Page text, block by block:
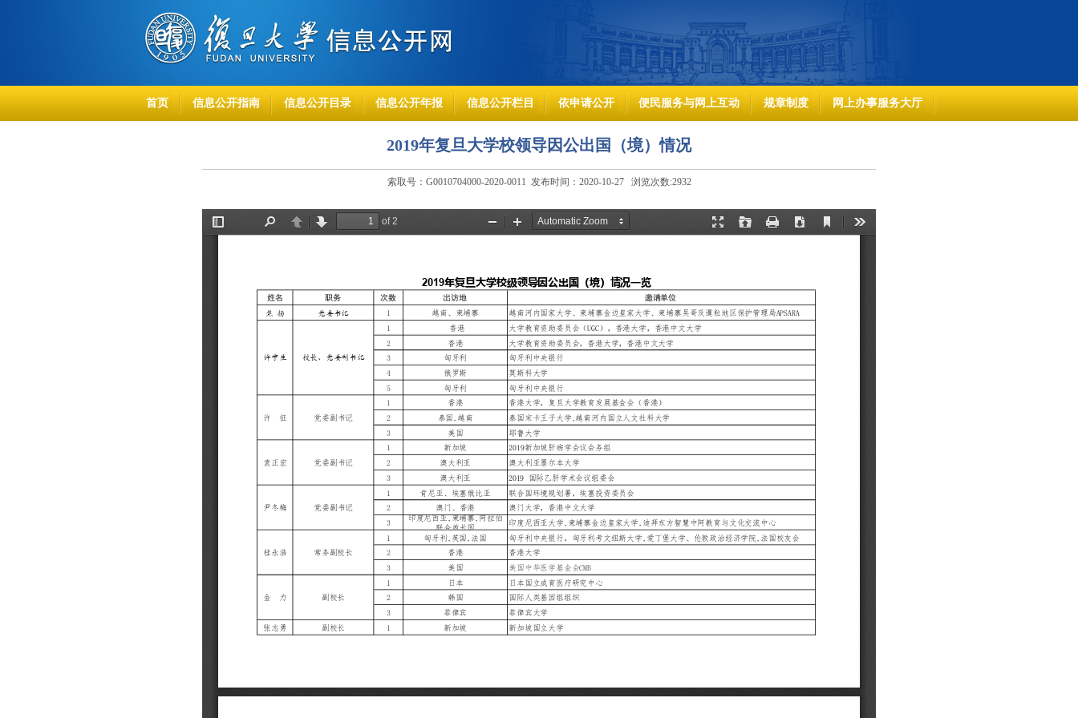
首页 信息公开指南 信息公开目录 信息公开年报 信息公开栏目 依申请公开 便民服务与网上互动 规章制度 网上办事服务大厅
2019年复旦大学校领导因公出国（境）情况
索取号：G0010704000-2020-0011 发布时间：2020-10-27 浏览次数:2932